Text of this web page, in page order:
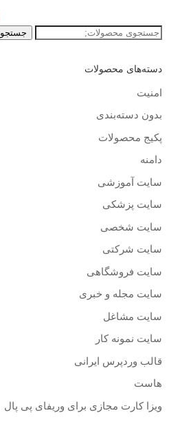
جستجو
جستجو
دسته‌های محصولات
امنیت
بدون دسته‌بندی
پکیج محصولات
دامنه
سایت آموزشی
سایت پزشکی
سایت شخصی
سایت شرکتی
سایت فروشگاهی
سایت مجله و خبری
سایت مشاغل
سایت نمونه کار
قالب وردپرس ایرانی
هاست
ویزا کارت مجازی برای وریفای پی پال